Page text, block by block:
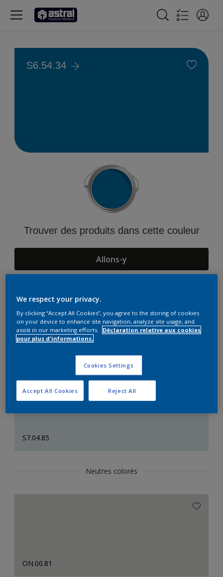
S6.54.34
Trouver des produits dans cette couleur
Allons-y
Suggestions d'Harmonies
S7.04.85
Neutres colorés
ON.00.81
We respect your privacy.
By clicking “Accept All Cookies”, you agree to the storing of cookies
on your device to enhance site navigation, analyze site usage, and
assist in our marketing efforts.
Déclaration relative aux cookies
pour plus d'informations.
Cookies Settings
Reject All
Accept All Cookies